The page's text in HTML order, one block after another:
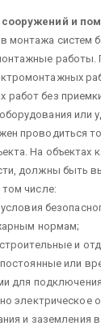
и
монтажа систем
работы.
работ без
или
проводиться
На
должны быть
числе:
нор­мам;
и
или
для
электрическое
и за­земления